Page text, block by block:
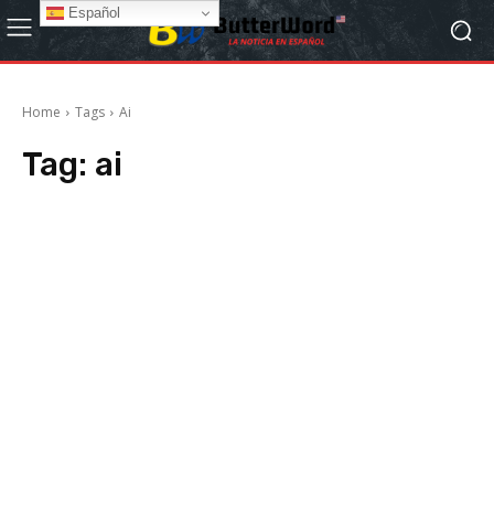
Home Tags Ai
Tag: ai
Español